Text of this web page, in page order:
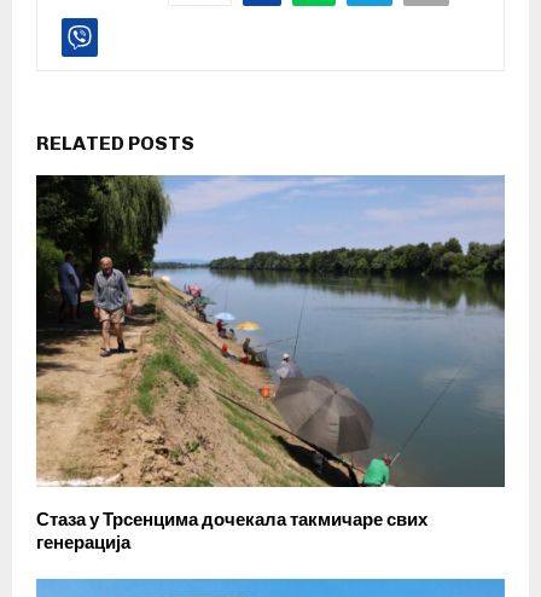
RELATED POSTS
Стаза у Трсенцима дочекала такмичаре свих
генерација